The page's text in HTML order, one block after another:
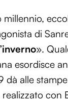
millennio,
di
».
esordisce
alle
con